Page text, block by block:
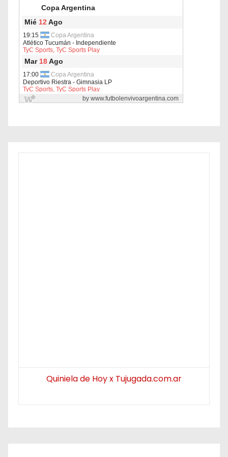
Quiniela de Hoy x Tujugada.com.ar